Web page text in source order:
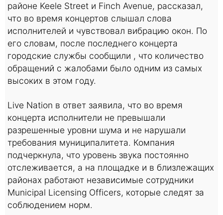
районе Keele Street и Finch Avenue, рассказал,
что во время концертов слышал слова
исполнителей и чувствовал вибрацию окон. По
его словам, после последнего концерта
городские службы сообщили , что количество
обращений с жалобами было одним из самых
высоких в этом году.
Live Nation в ответ заявила, что во время
концерта исполнители не превышали
разрешенные уровни шума и не нарушали
требования муниципалитета. Компания
подчеркнула, что уровень звука постоянно
отслеживается, а на площадке и в близлежащих
районах работают независимые сотрудники
Municipal Licensing Officers, которые следят за
соблюдением норм.